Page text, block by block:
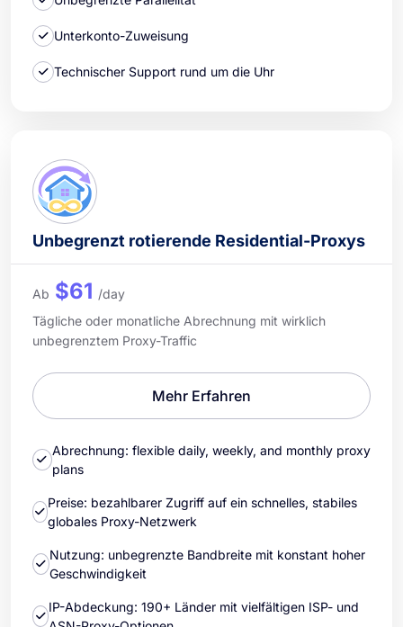
Unterkonto-Zuweisung
Technischer Support rund um die Uhr
Unbegrenzt rotierende Residential-Proxys
Ab $61 /day
Tägliche oder monatliche Abrechnung mit wirklich
unbegrenztem Proxy-Traffic
Mehr Erfahren
Abrechnung: flexible daily, weekly, and monthly proxy
plans
Preise: bezahlbarer Zugriff auf ein schnelles, stabiles
globales Proxy-Netzwerk
Nutzung: unbegrenzte Bandbreite mit konstant hoher
Geschwindigkeit
IP-Abdeckung: 190+ Länder mit vielfältigen ISP- und